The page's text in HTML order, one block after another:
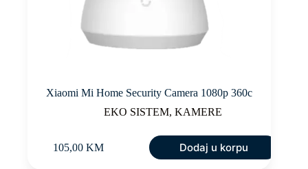
Xiaomi Mi Home Security Camera 1080p 360c
EKO SISTEM,KAMERE
105,00 KM Dodaj u korpu